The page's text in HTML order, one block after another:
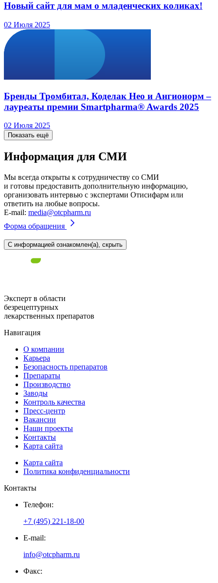
Новый сайт для мам о младенческих коликах!
02 Июля 2025
Бренды Тромбитал, Коделак Нео и Ангионорм –
лауреаты премии Smartpharma® Awards 2025
02 Июля 2025
Показать ещё
Информация для СМИ
Мы всегда открыты к сотрудничеству со СМИ
и готовы предоставить дополнительную информацию,
организовать интервью с экспертами Отисифарм или
ответить на любые вопросы.
E-mail: media@otcpharm.ru
Форма обращения
С информацией ознакомлен(а), скрыть
Эксперт в области
безрецептурных
лекарственных препаратов
Навигация
О компании
Карьера
Безопасность препаратов
Препараты
Производство
Заводы
Контроль качества
Пресс-центр
Вакансии
Наши проекты
Контакты
Карта сайта
Карта сайта
Политика конфиденциальности
Контакты
Телефон:
+7 (495) 221-18-00
E-mail:
info@otcpharm.ru
Факс: